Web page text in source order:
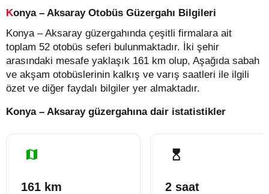
Konya – Aksaray Otobüs Güzergahı Bilgileri
Konya – Aksaray güzergahında çeşitli firmalara ait
toplam 52 otobüs seferi bulunmaktadır. İki şehir
arasındaki mesafe yaklaşık 161 km olup, Aşağıda sabah
ve akşam otobüslerinin kalkış ve varış saatleri ile ilgili
özet ve diğer faydalı bilgiler yer almaktadır.
Konya – Aksaray güzergahına dair istatistikler
161 km 2 saat